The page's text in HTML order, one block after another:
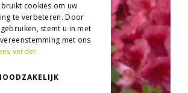
cookies om uw
te verbeteren. Door
stemt u in met
met ons
verder